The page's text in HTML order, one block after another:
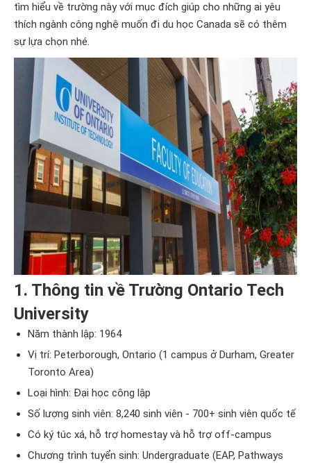
tìm hiểu về trường này với mục đích giúp cho những ai yêu
thích ngành công nghệ muốn đi du học Canada sẽ có thêm
sự lựa chọn nhé.
1. Thông tin về Trường Ontario Tech
University
Năm thành lập: 1964
Vị trí: Peterborough, Ontario (1 campus ở Durham, Greater
Toronto Area)
Loại hình: Đại học công lập
Số lượng sinh viên: 8,240 sinh viên - 700+ sinh viên quốc tế
Có ký túc xá, hỗ trợ homestay và hỗ trợ off-campus
Chương trình tuyển sinh: Undergraduate (EAP, Pathways